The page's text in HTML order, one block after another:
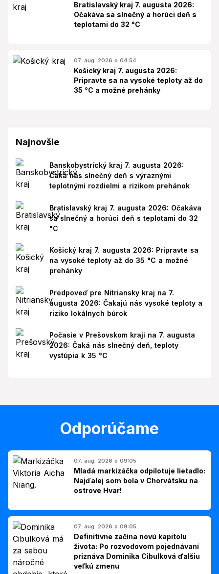
Bratislavský kraj 7. augusta 2026:
Očakáva sa slnečný a horúci deň s
teplotami do 32 °C
07. aug. 2026 o 04:54
Košický kraj 7. augusta 2026:
Pripravte sa na vysoké teploty až do
35 °C a možné prehánky
Najnovšie
Banskobystrický kraj 7. augusta 2026:
Čaká nás slnečný deň s výraznými
teplotnými rozdielmi a rizikom prehánok
Bratislavský kraj 7. augusta 2026: Očakáva
sa slnečný a horúci deň s teplotami do 32
°C
Košický kraj 7. augusta 2026: Pripravte sa
na vysoké teploty až do 35 °C a možné
prehánky
Predpoveď pre Nitriansky kraj na 7.
augusta 2026: Čakajú nás vysoké teploty a
riziko lokálnych búrok
Počasie v Prešovskom kraji na 7. augusta
2026: Čaká nás slnečný deň, teploty
vystúpia k 35 °C
Odporúčame
07. aug. 2026 o 09:05
Mladá markizáčka odpilotuje lietadlo:
Najďalej som bola v Chorvátsku na
ostrove Hvar!
07. aug. 2026 o 09:05
Definitívne začína novú kapitolu
života: Po rozvodovom pojednávaní
priznáva Dominika Cibulková ďalšiu
veľkú zmenu